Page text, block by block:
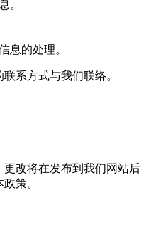
。
息的处理。
系方式与我们联络。
改将在发布到我们网站后
策。